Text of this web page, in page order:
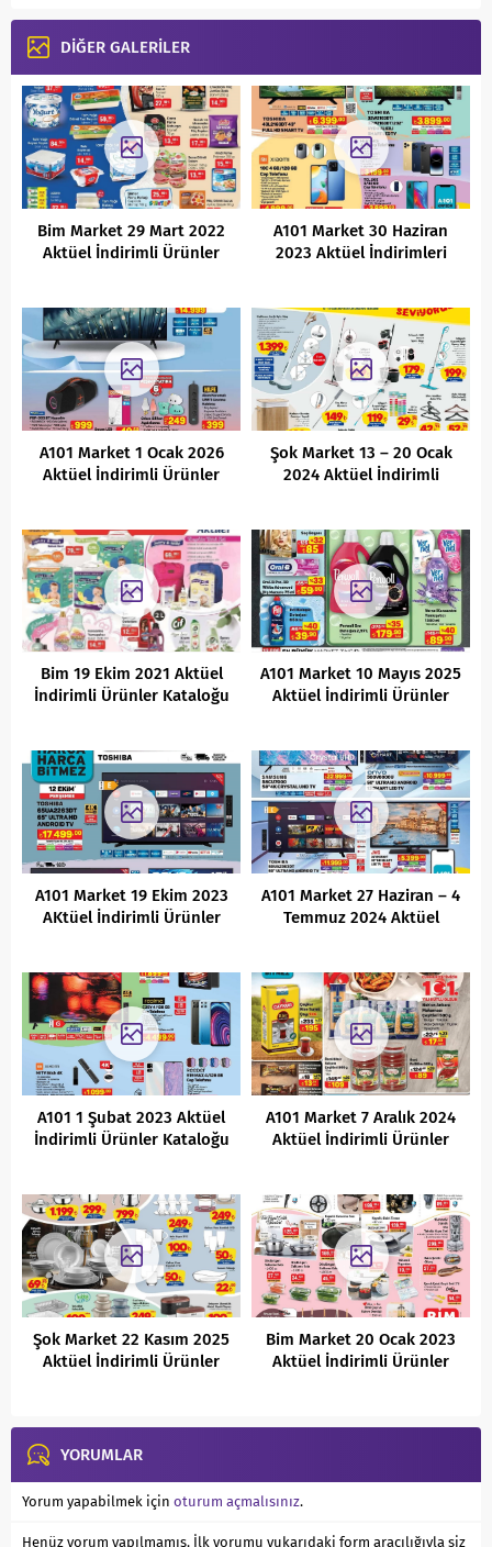
DİĞER GALERİLER
Bim Market 29 Mart 2022
Aktüel İndirimli Ürünler
A101 Market 30 Haziran
2023 Aktüel İndirimleri
A101 Market 1 Ocak 2026
Aktüel İndirimli Ürünler
Şok Market 13 – 20 Ocak
2024 Aktüel İndirimli
Bim 19 Ekim 2021 Aktüel
İndirimli Ürünler Kataloğu
A101 Market 10 Mayıs 2025
Aktüel İndirimli Ürünler
A101 Market 19 Ekim 2023
AKtüel İndirimli Ürünler
A101 Market 27 Haziran – 4
Temmuz 2024 Aktüel
A101 1 Şubat 2023 Aktüel
İndirimli Ürünler Kataloğu
A101 Market 7 Aralık 2024
Aktüel İndirimli Ürünler
Şok Market 22 Kasım 2025
Aktüel İndirimli Ürünler
Bim Market 20 Ocak 2023
Aktüel İndirimli Ürünler
YORUMLAR
Yorum yapabilmek için oturum açmalısınız.
Henüz yorum yapılmamış. İlk yorumu yukarıdaki form aracılığıyla siz